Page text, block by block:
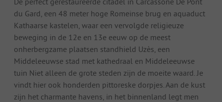
du Gard, een 48 meter hoge Romeinse brug en aquaduct
Kathaarse kastelen, waar een vervolgde religieuze
beweging in de 12e en 13e eeuw op de meest
onherbergzame plaatsen standhield Uzès, een
Middeleeuwse stad met kathedraal en Middeleeuwse
tuin Niet alleen de grote steden zijn de moeite waard. Je
vindt hier ook honderden pittoreske dorpjes. Aan de kust
zijn het charmante havens, in het binnenland legt men